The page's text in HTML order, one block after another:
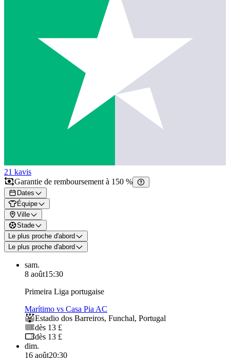
21 kavis
Garantie de remboursement à 150 %
Dates
Équipe
Ville
Stade
Le plus proche d'abord
Le plus proche d'abord
sam.
8 août15:30
Primeira Liga portugaise
Marítimo vs Casa Pia AC
Estadio dos Barreiros, Funchal, Portugal
dès 13 £
dès 13 £
dim.
16 août20:30